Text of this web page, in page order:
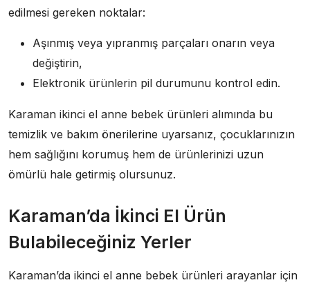
edilmesi gereken noktalar:
Aşınmış veya yıpranmış parçaları onarın veya
değiştirin,
Elektronik ürünlerin pil durumunu kontrol edin.
Karaman ikinci el anne bebek ürünleri alımında bu
temizlik ve bakım önerilerine uyarsanız, çocuklarınızın
hem sağlığını korumuş hem de ürünlerinizi uzun
ömürlü hale getirmiş olursunuz.
Karaman’da İkinci El Ürün
Bulabileceğiniz Yerler
Karaman’da ikinci el anne bebek ürünleri arayanlar için